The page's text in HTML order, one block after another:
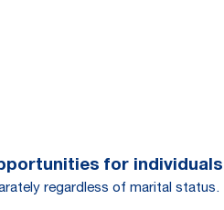
for individuals
regardless of marital status.